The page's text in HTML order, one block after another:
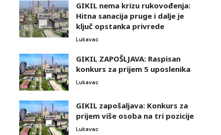
GIKIL nema krizu rukovođenja:
Hitna sanacija pruge i dalje je
ključ opstanka privrede
Lukavac
GIKIL ZAPOŠLJAVA: Raspisan
konkurs za prijem 5 uposlenika
Lukavac
GIKIL zapošaljava: Konkurs za
prijem više osoba na tri pozicije
Lukavac